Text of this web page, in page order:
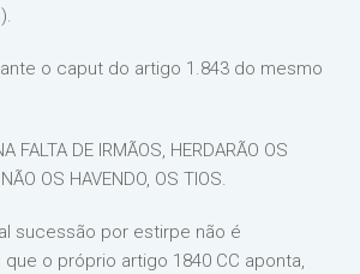
o caput do artigo 1.843 do mesmo
FALTA DE IRMÃOS, HERDARÃO OS
OS HAVENDO, OS TIOS.
sucessão por estirpe não é
o próprio artigo 1840 CC aponta,